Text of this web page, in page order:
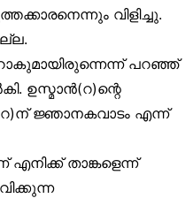
വിളിച്ചു.
പറഞ്ഞ്
ഉസ്മാന്‍(റ)ന്റെ
ജ്ഞാനകവാടം എന്ന്
താങ്കളെന്ന്